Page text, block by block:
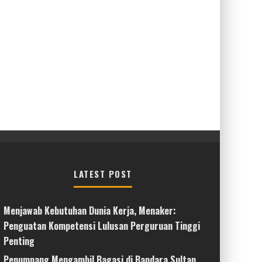
LATEST POST
Menjawab Kebutuhan Dunia Kerja, Menaker:
Penguatan Kompetensi Lulusan Perguruan Tinggi
Penting